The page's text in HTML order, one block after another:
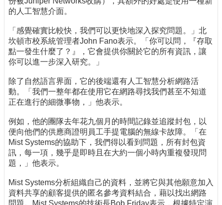
的人工智慧介面。
「感覺確實比較快，我們可以更快地深入探究問題。」北
坎頓市校系統管理者John Fano表示。「你可以問，『存取
點一發生什麼了？』，它會提供你關於它的所有資訊，讓
你可以進一步深入研究。」
除了自然語言界面，它的後端還有人工智慧分析網路活
動。「我們一整年都在使用它在網路尋找我們甚至不知道
正在進行的細微事物，」他表示。
例如，他的團隊去年花九個月的時間記錄並追蹤封包，以
便向他們的供應商證明員工手提電腦的無線卡故障。「在
Mist Systems的協助下，我們得以看到問題，所有封包資
訊，每一項，幾乎是即時且在大約一個小時內重複發現問
題，」他表示。
Mist Systems分析組織自己的資料，並將它與其他願意加入
資料共享的顧客提供的匿名參考資料結合，藉以找出網路